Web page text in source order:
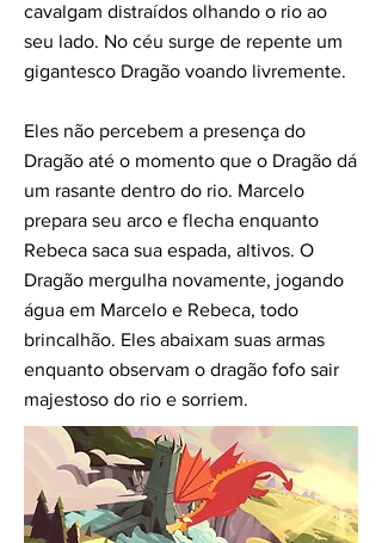
cavalgam distraídos olhando o rio ao
seu lado. No céu surge de repente um
gigantesco Dragão voando livremente.
Eles não percebem a presença do
Dragão até o momento que o Dragão dá
um rasante dentro do rio. Marcelo
prepara seu arco e flecha enquanto
Rebeca saca sua espada, altivos. O
Dragão mergulha novamente, jogando
água em Marcelo e Rebeca, todo
brincalhão. Eles abaixam suas armas
enquanto observam o dragão fofo sair
majestoso do rio e sorriem.